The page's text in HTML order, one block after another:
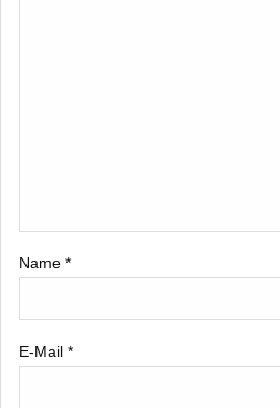
Name *
E-Mail *